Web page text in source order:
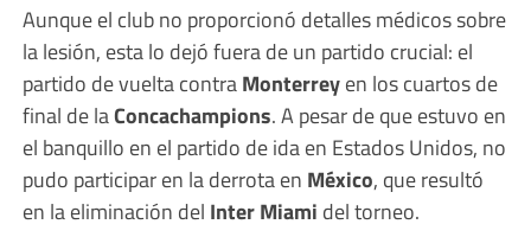
Aunque el club no proporcionó detalles médicos sobre
la lesión, esta lo dejó fuera de un partido crucial: el
partido de vuelta contraMonterreyen los cuartos de
final de laConcachampions. A pesar de que estuvo en
el banquillo en el partido de ida en Estados Unidos, no
pudo participar en la derrota en México, que resultó
en la eliminación del Inter Miami del torneo.